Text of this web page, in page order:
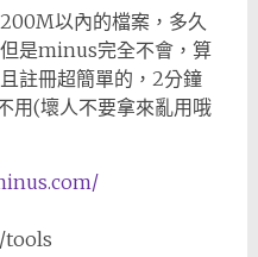
以內的檔案，多久
是minus完全不會，算
註冊超簡單的，2分鐘
用(壞人不要拿來亂用哦
tools